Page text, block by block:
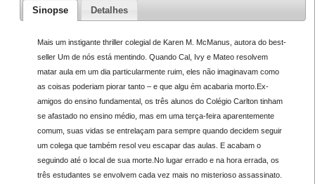
Sinopse Detalhes
Mais um instigante thriller colegial de Karen M. McManus, autora do best-
seller Um de nós está mentindo. Quando Cal, Ivy e Mateo resolvem
matar aula em um dia particularmente ruim, eles não imaginavam como
as coisas poderiam piorar tanto – e que algu ém acabaria morto.Ex-
amigos do ensino fundamental, os três alunos do Colégio Carlton tinham
se afastado no ensino médio, mas em uma terça-feira aparentemente
comum, suas vidas se entrelaçam para sempre quando decidem seguir
um colega que também resol veu escapar das aulas. E acabam o
seguindo até o local de sua morte.No lugar errado e na hora errada, os
três estudantes se envolvem cada vez mais no misterioso assassinato.